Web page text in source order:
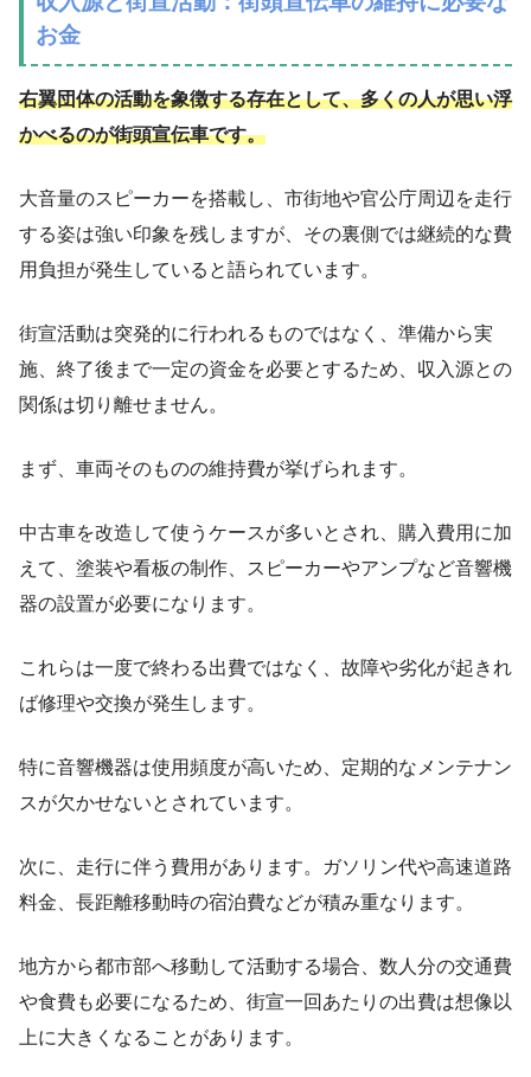
お金
右翼団体の活動を象徴する存在として、多くの人が思い浮
かべるのが街頭宣伝車です。
大音量のスピーカーを搭載し、市街地や官公庁周辺を走行
する姿は強い印象を残しますが、その裏側では継続的な費
用負担が発生していると語られています。
街宣活動は突発的に行われるものではなく、準備から実
施、終了後まで一定の資金を必要とするため、収入源との
関係は切り離せません。
まず、車両そのものの維持費が挙げられます。
中古車を改造して使うケースが多いとされ、購入費用に加
えて、塗装や看板の制作、スピーカーやアンプなど音響機
器の設置が必要になります。
これらは一度で終わる出費ではなく、故障や劣化が起きれ
ば修理や交換が発生します。
特に音響機器は使用頻度が高いため、定期的なメンテナン
スが欠かせないとされています。
次に、走行に伴う費用があります。ガソリン代や高速道路
料金、長距離移動時の宿泊費などが積み重なります。
地方から都市部へ移動して活動する場合、数人分の交通費
や食費も必要になるため、街宣一回あたりの出費は想像以
上に大きくなることがあります。